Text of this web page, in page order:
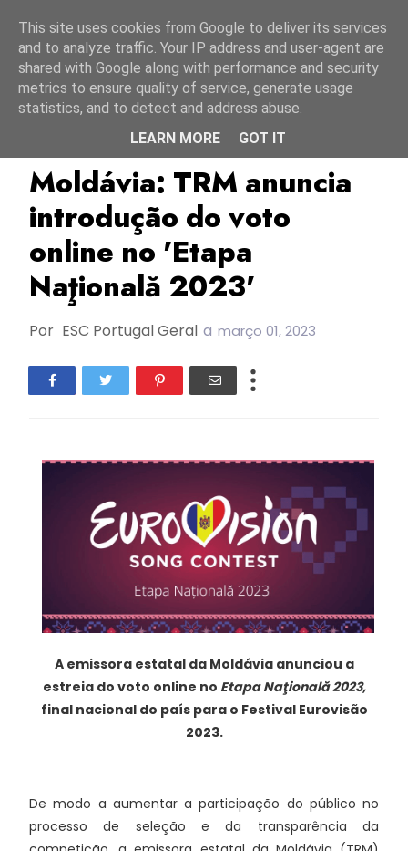
Etapa Naţională 2023
Moldávia: TRM anuncia
introdução do voto
online no 'Etapa
Naţională 2023'
Por ESC Portugal Geral a março 01, 2023
A emissora estatal da Moldávia anunciou a
estreia do voto online no Etapa Naţională 2023,
final nacional do país para o Festival Eurovisão
2023.
De modo a aumentar a participação do público no
processo de seleção e da transparência da
This site uses cookies from Google to deliver its services
and to analyze traffic. Your IP address and user-agent are
shared with Google along with performance and security
metrics to ensure quality of service, generate usage
statistics, and to detect and address abuse.
LEARN MORE
GOT IT